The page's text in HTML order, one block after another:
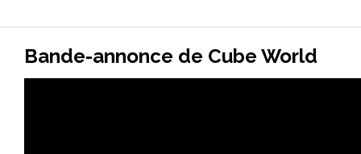
Bande-annonce de Cube World